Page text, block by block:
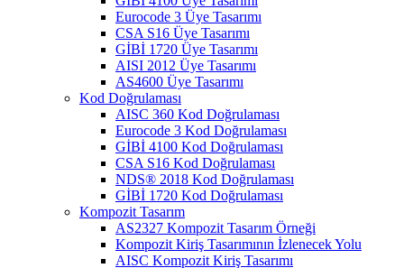
Eurocode 3 Üye Tasarımı
CSA S16 Üye Tasarımı
GİBİ 1720 Üye Tasarımı
AISI 2012 Üye Tasarımı
AS4600 Üye Tasarımı
Kod Doğrulaması
AISC 360 Kod Doğrulaması
Eurocode 3 Kod Doğrulaması
GİBİ 4100 Kod Doğrulaması
CSA S16 Kod Doğrulaması
NDS® 2018 Kod Doğrulaması
GİBİ 1720 Kod Doğrulaması
Kompozit Tasarım
AS2327 Kompozit Tasarım Örneği
Kompozit Kiriş Tasarımının İzlenecek Yolu
AISC Kompozit Kiriş Tasarımı